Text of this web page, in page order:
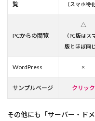
覧
（スマホ特
PCからの閲覧
△
（PC版はス
版とほぼ同じ
WordPress ×
サンプルページ クリック
その他にも「サーバー・ド